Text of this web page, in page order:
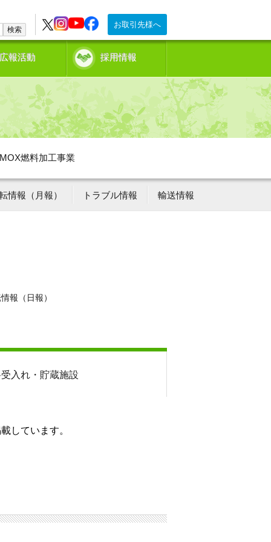
お取引先様へ
検索
広報活動 採用情報
MOX燃料加工事業
情報（月報） トラブル情報 輸送情報
報（日報）
受入れ・貯蔵施設
しています。